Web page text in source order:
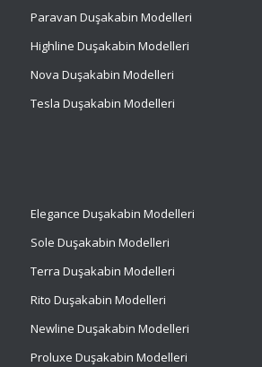
Paravan Duşakabin Modelleri
Highline Duşakabin Modelleri
Nova Duşakabin Modelleri
Tesla Duşakabin Modelleri
Elegance Duşakabin Modelleri
Sole Duşakabin Modelleri
Terra Duşakabin Modelleri
Rito Duşakabin Modelleri
Newline Duşakabin Modelleri
Proluxe Duşakabin Modelleri